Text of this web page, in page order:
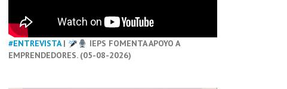
#ENTREVISTA|
IEPS FOMENTA APOYO A
EMPRENDEDORES. (05-08-2026)